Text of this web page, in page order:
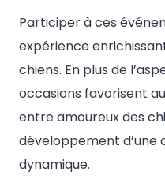
Participer à ces
expérience
chiens. En plus de
occasions favorisent
entre amoureux des
développement d’une
dynamique.